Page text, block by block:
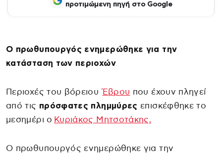
προτιμώμενη πηγή στο Google
Ο πρωθυπουργός ενημερώθηκε για την
κατάσταση των περιοχών
Περιοχές του βόρειουΈβρου που έχουν πληγεί
από τις πρόσφατες πλημμύρες επισκέφθηκε το
μεσημέρι ο Κυριάκος Μητσοτάκης.
Ο πρωθυπουργός ενημερώθηκε για την